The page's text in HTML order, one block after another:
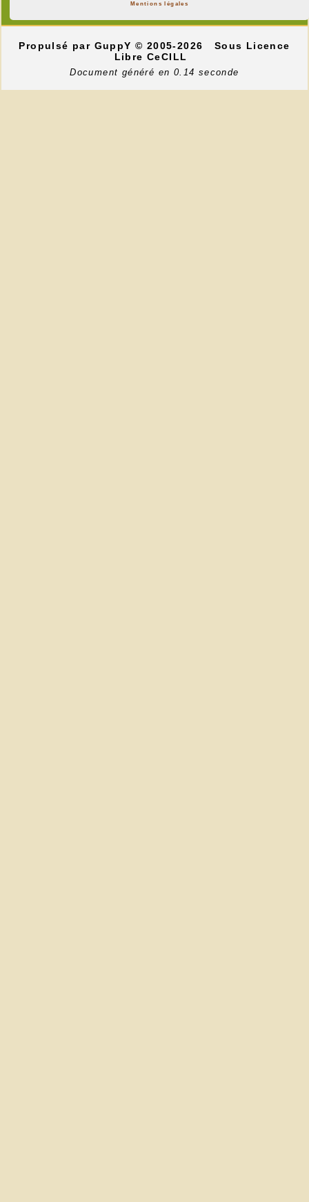
Mentions légales
Propulsé par GuppY© 2005-2026
Sous Licence
Libre CeCILL
Document généré en 0.14 seconde